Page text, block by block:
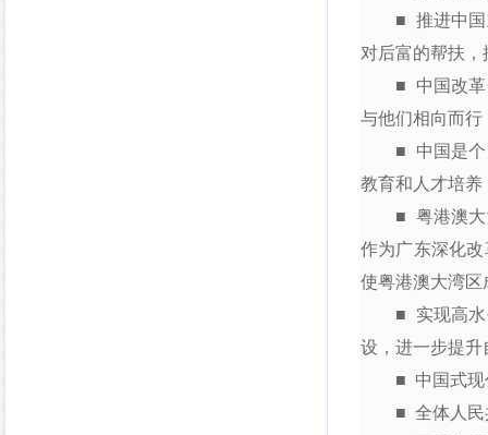
■ 推进中国式
对后富的帮扶
■ 中国改革开
与他们相向而
■ 中国是个大
教育和人才培
■ 粤港澳大湾
作为广东深化
使粤港澳大湾
■ 实现高水平
设，进一步提
■ 中国式现代
■ 全体人民共